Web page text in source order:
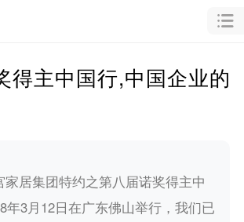
得主中国行,中国企业的
家居集团特约之第八届诺奖得主中
年3月12日在广东佛山举行，我们已